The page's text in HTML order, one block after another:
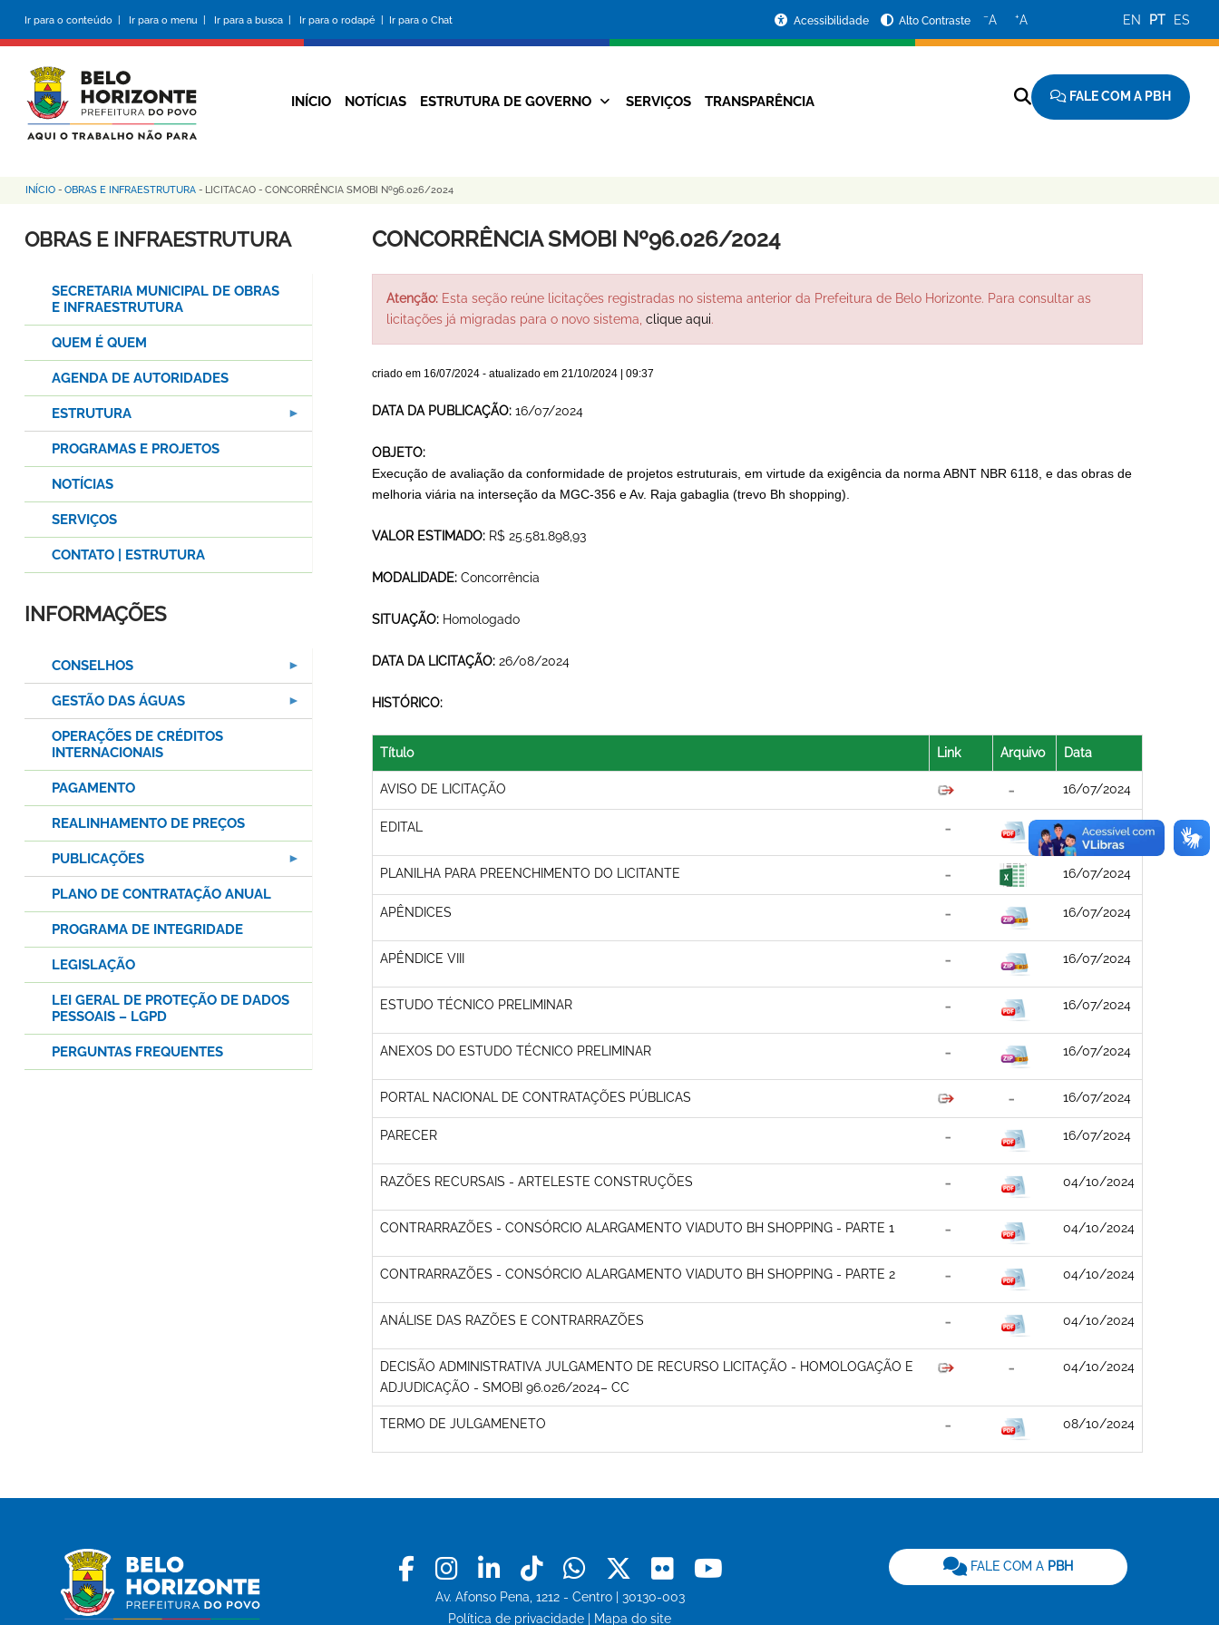
conteúdo
principal
Ir para o conteúdo | Ir para o menu | Ir para a busca | Ir para o rodapé | Ir para o Chat
da
Prefeitura
Acessibilidade Alto Contraste −A +A EN PT ES
Navegação
INÍCIO NOTÍCIAS ESTRUTURA DE GOVERNO SERVIÇOS TRANSPARÊNCIA FALE COM A PBH
Trilha
de
INÍCIO - OBRAS E INFRAESTRUTURA - LICITACAO - CONCORRÊNCIA SMOBI Nº96.026/2024
CONCORRÊNCIA SMOBI Nº96.026/2024
Atenção:Esta seção reúne licitações registradas no sistema anterior da Prefeitura de Belo Horizonte. Para consultar as
licitações já migradas para o novo sistema, clique aqui.
criado em 16/07/2024- atualizado em 21/10/2024 | 09:37
DATA DA PUBLICAÇÃO: 16/07/2024
OBJETO:
Execução de avaliação da conformidade de projetos estruturais, em virtude da exigência da norma ABNT NBR 6118, e das obras de
melhoria viária na interseção da MGC-356 e Av. Raja gabaglia (trevo Bh shopping).
VALOR ESTIMADO: R$ 25.581.898,93
MODALIDADE: Concorrência
SITUAÇÃO: Homologado
DATA DA LICITAÇÃO: 26/08/2024
HISTÓRICO:
Título Link Arquivo Data
AVISO DE LICITAÇÃO 16/07/2024
EDITAL 16/07/2024
PLANILHA PARA PREENCHIMENTO DO LICITANTE 16/07/2024
APÊNDICES 16/07/2024
APÊNDICE VIII 16/07/2024
ESTUDO TÉCNICO PRELIMINAR 16/07/2024
ANEXOS DO ESTUDO TÉCNICO PRELIMINAR 16/07/2024
PORTAL NACIONAL DE CONTRATAÇÕES PÚBLICAS 16/07/2024
PARECER 16/07/2024
RAZÕES RECURSAIS - ARTELESTE CONSTRUÇÕES 04/10/2024
CONTRARRAZÕES - CONSÓRCIO ALARGAMENTO VIADUTO BH SHOPPING - PARTE 1 04/10/2024
CONTRARRAZÕES - CONSÓRCIO ALARGAMENTO VIADUTO BH SHOPPING - PARTE 2 04/10/2024
ANÁLISE DAS RAZÕES E CONTRARRAZÕES 04/10/2024
DECISÃO ADMINISTRATIVA JULGAMENTO DE RECURSO LICITAÇÃO - HOMOLOGAÇÃO E
ADJUDICAÇÃO - SMOBI 96.026/2024– CC
04/10/2024
TERMO DE JULGAMENETO 08/10/2024
OBRAS E INFRAESTRUTURA
SECRETARIA MUNICIPAL DE OBRAS
E INFRAESTRUTURA
QUEM É QUEM
AGENDA DE AUTORIDADES
ESTRUTURA
PROGRAMAS E PROJETOS
NOTÍCIAS
SERVIÇOS
CONTATO | ESTRUTURA
INFORMAÇÕES
CONSELHOS
GESTÃO DAS ÁGUAS
OPERAÇÕES DE CRÉDITOS
INTERNACIONAIS
PAGAMENTO
REALINHAMENTO DE PREÇOS
PUBLICAÇÕES
PLANO DE CONTRATAÇÃO ANUAL
PROGRAMA DE INTEGRIDADE
LEGISLAÇÃO
LEI GERAL DE PROTEÇÃO DE DADOS
PESSOAIS – LGPD
PERGUNTAS FREQUENTES
Facebook
Instagram
LinkedinTiktokWhatsapp
X Flickr
Av. Afonso Pena, 1212 - Centro | 30130-003
Política de privacidade
Mapa do site
FALE COM A PBH